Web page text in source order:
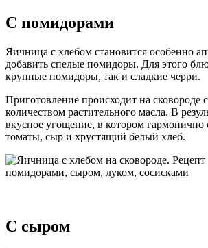
С помидорами
Яичница с хлебом становится особенно
добавить спелые помидоры. Для этого
крупные помидоры, так и сладкие черри.
Приготовление происходит на сковороде
количеством растительного масла. В
вкусное угощение, в котором гармонично
томаты, сыр и хрустящий белый хлеб.
С сыром